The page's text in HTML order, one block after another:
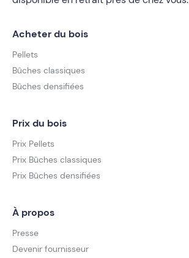
Acheter du bois
Pellets
Bûches classiques
Bûches densifiées
Prix du bois
Prix Pellets
Prix Bûches classiques
Prix Bûches densifiées
À propos
Presse
Devenir fournisseur